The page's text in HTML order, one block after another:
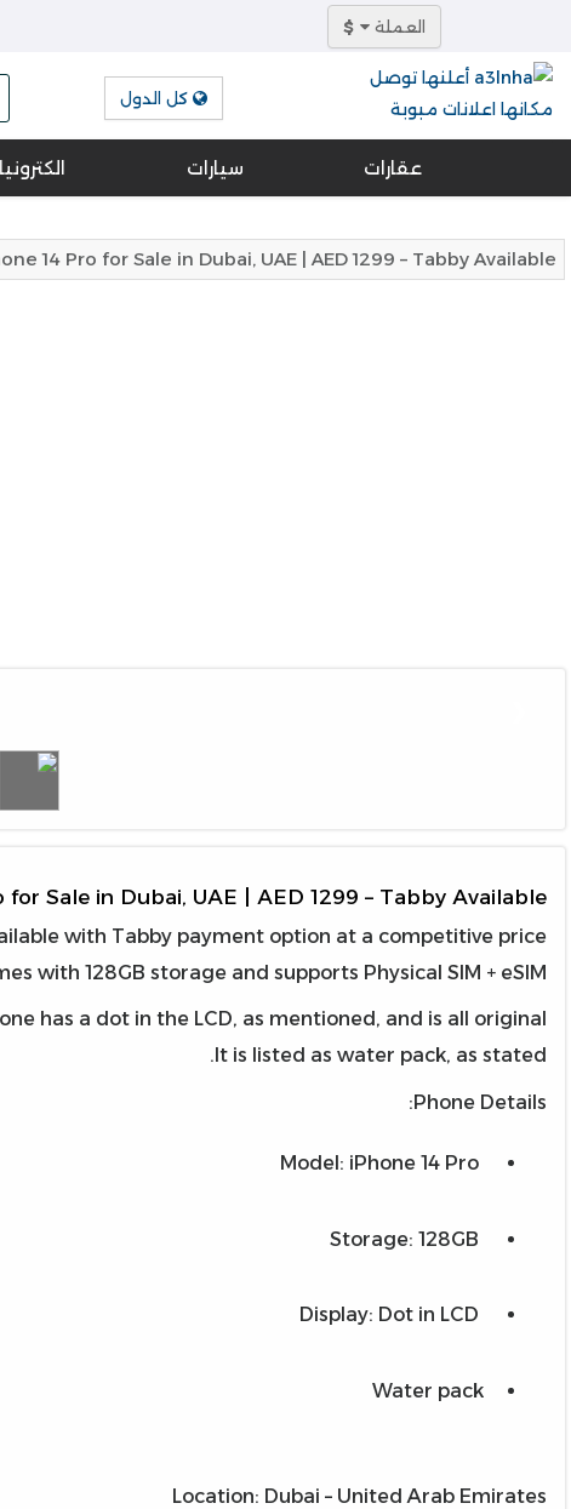
$ العملة
كل الدول
عقارات سيارات
14 Pro for Sale in Dubai, UAE | AED 1299 – Tabby Available
for Sale in Dubai, UAE | AED 1299 – Tabby Available
with Tabby payment option at a competitive price.
with 128GB storage and supports Physical SIM + eSIM.
has a dot in the LCD, as mentioned, and is all original.
It is listed as water pack, as stated.
Phone Details:
Water pack
Location: Dubai – United Arab Emirates